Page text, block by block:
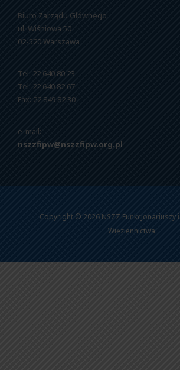
Biuro Zarządu Głównego
ul. Wiśniowa 50
02-520 Warszawa
Tel: 22 640 80 23
Tel: 22 640 82 67
Fax: 22 849 82 30
e-mail:
nszzfipw@nszzfipw.org.pl
Copyright © 2026 NSZZ Funkcjonariuszy
Więziennictwa.